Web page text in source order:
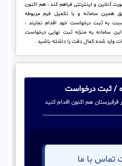
آنلاین و اینترنتی فراهم کند ، هم اکنون
همین سامانه و با تکمیل فرم مربوطه
به ثبت درخواست خود اقدام نمایند ،
سامانه به منزله ثبت نهایی درخواست
وارد شده کمال دقت را داشته باشید .
/ ثبت درخواست
قرقیزستان هم اکنون اقدام کنید
تماس با ما